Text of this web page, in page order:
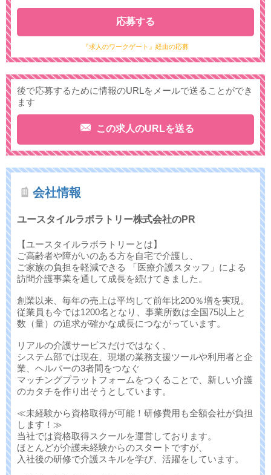
『求人のワークゲート』経由の応募
応募する
後で応募するために情報のURLをメールで送ることができ
ます
この求人のURLを送る
会社情報
ユースタイルラボラトリー株式会社のPR
【ユースタイルラボラトリーとは】
ご高齢者や障がいのある方を自宅で介護し、
ご家族の負担を軽減できる 「医療介護スタッフ」による
訪問介護事業を通して成長を続けてきました。
創業以来、毎年の売上は平均して前年比200％増を実現。
従業員も今では1200名となり、事業所数は全国75以上と
数（量）の追求が確かな成長につながっています。
リアルの介護サービスだけではなく、
システム部では現在、現場の業務支援ツールや利用者と企
業、ヘルパーの3者間をつなぐ
マッチングプラットフォームをつくることで、新しい介護
のカタチを作り出そうとしています。
≪未経験から資格取得が可能！研修費用も全額会社が負担
します！≫
当社では資格取得スクールを運営しております。
ほとんどが介護未経験からのスタートですが、
入社後の研修で介護スキルを学び、活躍をしています。